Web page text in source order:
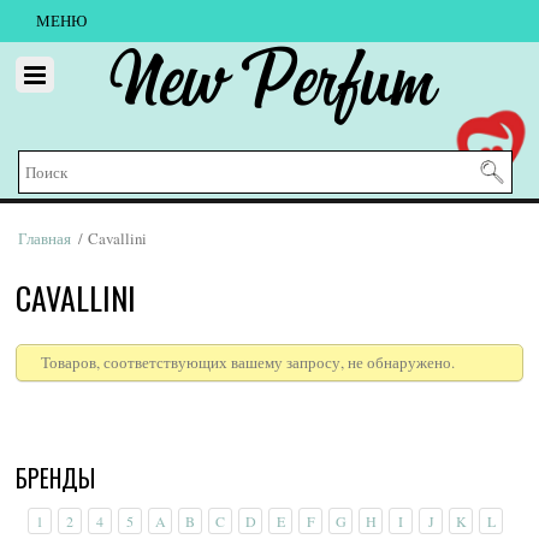
МЕНЮ
New Perfum
Главная / Cavallini
CAVALLINI
Товаров, соответствующих вашему запросу, не обнаружено.
БРЕНДЫ
1 2 4 5 A B C D E F G H I J K
L